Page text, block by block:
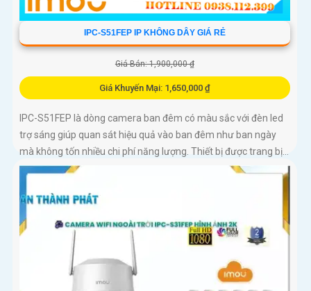
IPC-S51FEP IP KHÔNG DÂY GIÁ RẺ
Giá Bán: 1,900,000 ₫
Giá Khuyến Mại: 1,650,000 ₫
IPC-S51FEP là dòng camera ban đêm có màu sắc với đèn led
trợ sáng giúp quan sát hiệu quả vào ban đêm như ban ngày
mà không tốn nhiều chi phí năng lượng. Thiết bị được trang bị...